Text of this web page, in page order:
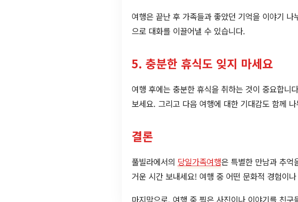
여행은 끝난 후 가족들과 좋았던 기억을 이야기
으로 대화를 이끌어낼 수 있습니다.
5. 충분한 휴식도 잊지 마세요
여행 후에는 충분한 휴식을 취하는 것이 중요합니
보세요. 그리고 다음 여행에 대한 기대감도 함께
결론
풀빌라에서의 당일가족여행은 특별한 만남과 추억
거운 시간 보내세요! 여행 중 어떤 문화적 경험이
마지막으로, 여행 중 찍은 사진이나 이야기를 친